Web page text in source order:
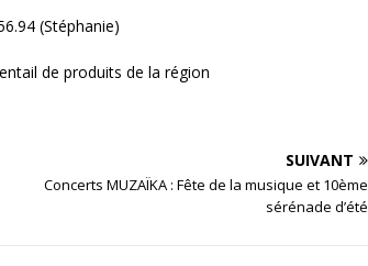
(Stéphanie)
de produits de la région
SUIVANT
Concerts MUZAÏKA : Fête de la musique et 10ème
sérénade d’été